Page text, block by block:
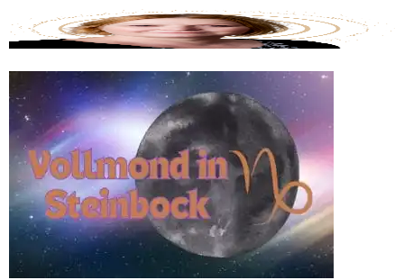
Tarotwissen
Blog
Über mich / Kontakt
Die Mantiker
Impressum
Datenschutzerklärung
Blog
Über mich / Kontakt
Die Mantiker
Impressum